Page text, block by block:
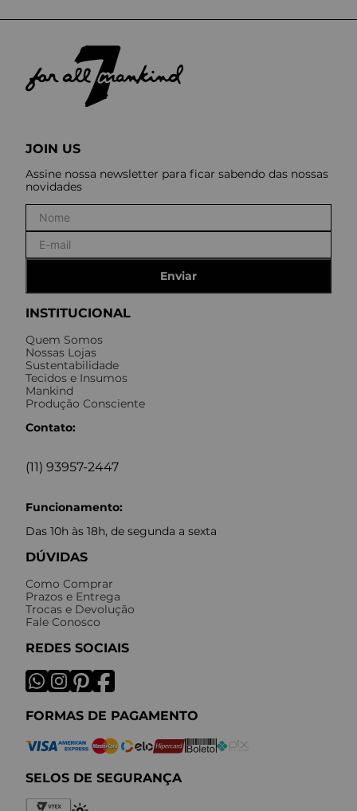
INSTITUCIONAL
Quem Somos
Nossas Lojas
Sustentabilidade
Tecidos e Insumos
Mankind
Produção Consciente
Contato:
(11) 93957-2447
Funcionamento:
Das 10h às 18h, de segunda a sexta
DÚVIDAS
Como Comprar
Prazos e Entrega
Trocas e Devolução
Fale Conosco
REDES SOCIAIS
FORMAS DE PAGAMENTO
SELOS DE SEGURANÇA
JOIN US
Assine nossa newsletter para ficar sabendo das nossas
novidades
Enviar